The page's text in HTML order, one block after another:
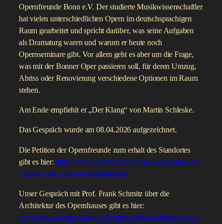
Opernfreunde Bonn e.V. Der studierte Musikwissenschaftler
hat vielen unterschiedlichen Opern im deutschsprachigen
Raum gearbeitet und spricht darüber, was seine Aufgaben
als Dramaturg waren und warum er heute noch
Opernseminare gibt. Vor allem geht es aber um die Frage,
was mit der Bonner Oper passieren soll, für deren Umzug,
Abriss oder Renovierung verschiedene Optionen im Raum
stehen.
Am Ende empfiehlt er „Der Klang“ von Martin Schleske.
Das Gespräch wurde am 08.04.2026 aufgezeichnet.
Die Petition der Opernfreunde zum erhalt des Standortes
gibt es hier:https://www.openpetition.de/petition/online/die-
bonner-oper-muss-am-rhein-bleiben
Unser Gespräch mit Prof. Frank Schmitz über die
Architektur des Opernhauses gibt es hier:
https://www.bonner-duett.de/wofuer-steht-die-bonner-oper-